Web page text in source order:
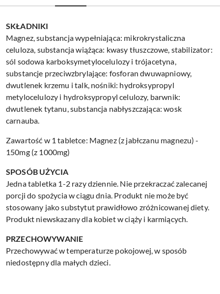
SKŁADNIKI
Magnez, substancja wypełniająca: mikrokrystaliczna
celuloza, substancja wiążąca: kwasy tłuszczowe, stabilizator:
sól sodowa karboksymetylocelulozy i trójacetyna,
substancje przeciwzbrylające: fosforan dwuwapniowy,
dwutlenek krzemu i talk, nośniki: hydroksypropyl
metylocelulozy i hydroksypropyl celulozy, barwnik:
dwutlenek tytanu, substancja nabłyszczająca: wosk
carnauba.
Zawartość w 1 tabletce: Magnez (z jabłczanu magnezu) -
150mg (z 1000mg)
SPOSÓB UŻYCIA
Jedna tabletka 1-2 razy dziennie. Nie przekraczać zalecanej
porcji do spożycia w ciągu dnia. Produkt nie może być
stosowany jako substytut prawidłowo zróżnicowanej diety.
Produkt niewskazany dla kobiet w ciąży i karmiących.
PRZECHOWYWANIE
Przechowywać w temperaturze pokojowej, w sposób
niedostępny dla małych dzieci.